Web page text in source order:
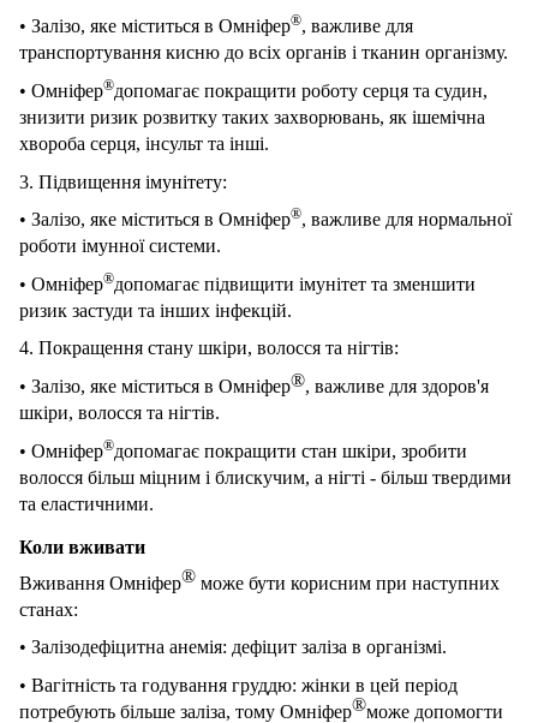
• Залізо, яке міститься в Омніфер®, важливе для
транспортування кисню до всіх органів і тканин організму.
• Омніфер®допомагає покращити роботу серця та судин,
знизити ризик розвитку таких захворювань, як ішемічна
хвороба серця, інсульт та інші.
3. Підвищення імунітету:
• Залізо, яке міститься в Омніфер®, важливе для нормальної
роботи імунної системи.
• Омніфер®допомагає підвищити імунітет та зменшити
ризик застуди та інших інфекцій.
4. Покращення стану шкіри, волосся та нігтів:
• Залізо, яке міститься в Омніфер®, важливе для здоров'я
шкіри, волосся та нігтів.
• Омніфер®допомагає покращити стан шкіри, зробити
волосся більш міцним і блискучим, а нігті - більш твердими
та еластичними.
Коли вживати
Вживання Омніфер® може бути корисним при наступних
станах:
• Залізодефіцитна анемія: дефіцит заліза в організмі.
• Вагітність та годування груддю: жінки в цей період
потребують більше заліза, тому Омніфер®може допомогти